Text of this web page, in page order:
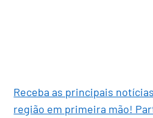
Receba as principais
região em primeira mão!